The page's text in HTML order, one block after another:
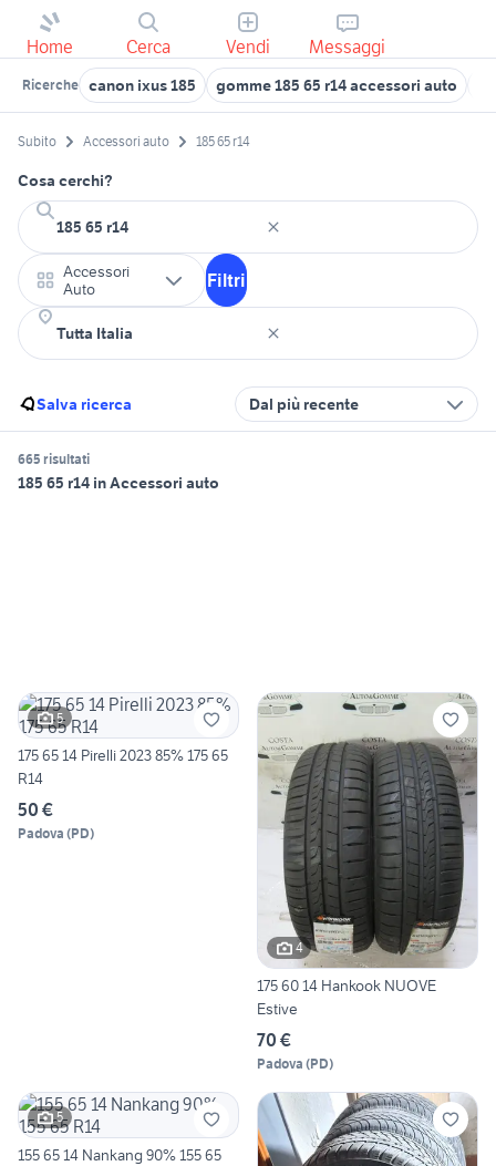
Home Cerca Vendi Messaggi
Ricerche canon ixus 185 gomme 185 65 r14 accessori auto
Subito Accessori auto 185 65 r14
Cosa cerchi?
Accessori
Auto
Filtri
Salva ricerca Dal più recente
665 risultati
185 65 r14 in Accessori auto
5
175 65 14 Pirelli 2023 85% 175 65
R14
50 €
Padova (PD)
4
175 60 14 Hankook NUOVE
Estive
70 €
Padova (PD)
5
155 65 14 Nankang 90% 155 65